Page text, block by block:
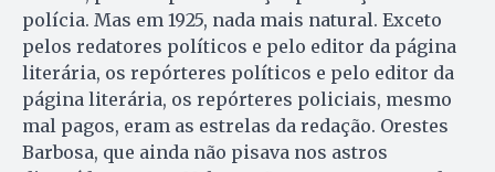
polícia. Mas em 1925, nada mais natural. Exceto
pelos redatores políticos e pelo editor da página
literária, os repórteres políticos e pelo editor da
página literária, os repórteres policiais, mesmo
mal pagos, eram as estrelas da redação. Orestes
Barbosa, que ainda não pisava nos astros